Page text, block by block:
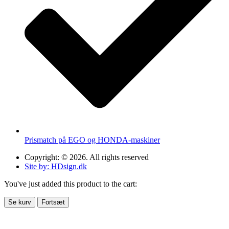
Prismatch på EGO og HONDA-maskiner
Copyright: © 2026. All rights reserved
Site by: HDsign.dk
You've just added this product to the cart:
Se kurv Fortsæt